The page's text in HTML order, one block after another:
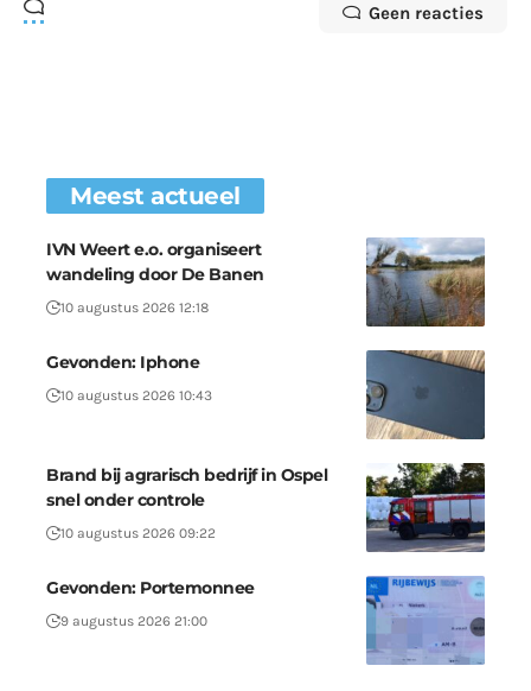
Geen reacties
Meest actueel
IVN Weert e.o. organiseert
wandeling door De Banen
10 augustus 2026 12:18
Gevonden: Iphone
10 augustus 2026 10:43
Brand bij agrarisch bedrijf in Ospel
snel onder controle
10 augustus 2026 09:22
Gevonden: Portemonnee
9 augustus 2026 21:00